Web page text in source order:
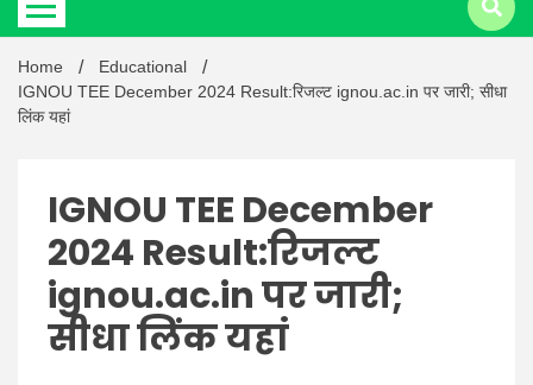
Latest
Hindi
Home
Educational
IGNOU TEE December 2024 Result:रिजल्ट ignou.ac.in पर जारी; सीधा
लिंक यहां
IGNOU TEE December
2024 Result:रिजल्ट
ignou.ac.in पर जारी;
सीधा लिंक यहां